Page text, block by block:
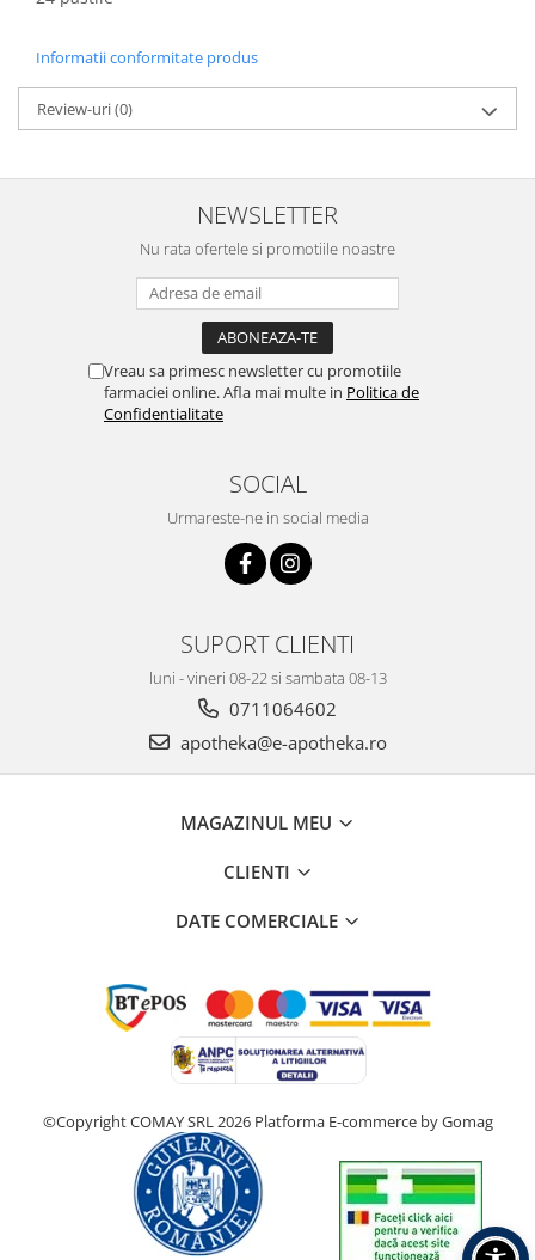
Informatii conformitate produs
Review-uri(0)
NEWSLETTER
Nu rata ofertele si promotiile noastre
Vreau sa primesc newsletter cu promotiile
farmaciei online. Afla mai multe in Politica de
Confidentialitate
SOCIAL
Urmareste-ne in social media
SUPORT CLIENTI
luni - vineri 08-22 si sambata 08-13
0711064602
apotheka@e-apotheka.ro
MAGAZINUL MEU
CLIENTI
DATE COMERCIALE
©Copyright COMAY SRL 2026 Platforma E-commerce by Gomag